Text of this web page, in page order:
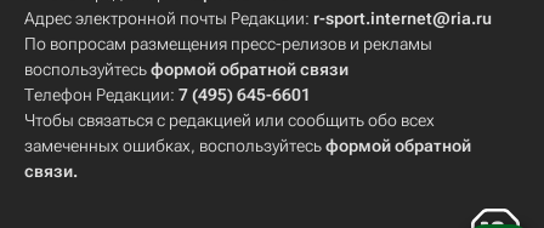
Адрес электронной почты Редакции: r-sport.internet@ria.ru
По вопросам размещения пресс-релизов и рекламы
воспользуйтесьформой обратной связи
Телефон Редакции: 7 (495) 645-6601
Чтобы связаться с редакцией или сообщить обо всех
замеченных ошибках, воспользуйтесьформой обратной
связи.